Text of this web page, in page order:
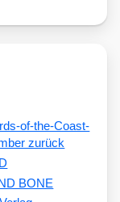
of-the-Coast-
zurück
BONE